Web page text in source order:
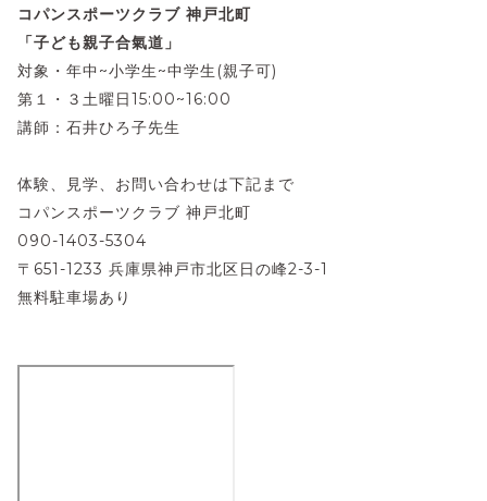
コパンスポーツクラブ 神戸北町
「子ども親子合氣道」
対象・年中~小学生~中学生(親子可)
第１・３土曜日15:00~16:00
講師：石井ひろ子先生
体験、見学、お問い合わせは下記まで
コパンスポーツクラブ 神戸北町
090-1403-5304
〒651-1233 兵庫県神戸市北区日の峰2-3-1
無料駐車場あり